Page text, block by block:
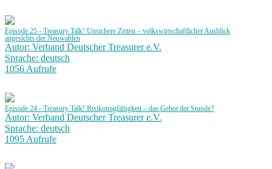
Episode 25 - Treasury Talk! Unsichere Zeiten – volkswirtschaftlicher Ausblick
angesichts der Neuwahlen
Autor: Verband Deutscher Treasurer e.V.
Sprache: deutsch
1056 Aufrufe
Episode 24 - Treasury Talk! Risikotragfähigkeit – das Gebot der Stunde?
Autor: Verband Deutscher Treasurer e.V.
Sprache: deutsch
1095 Aufrufe